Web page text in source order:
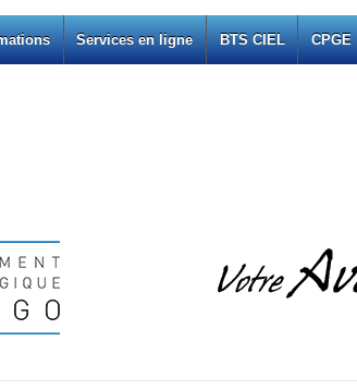
Services en ligne BTS CIEL CPGE